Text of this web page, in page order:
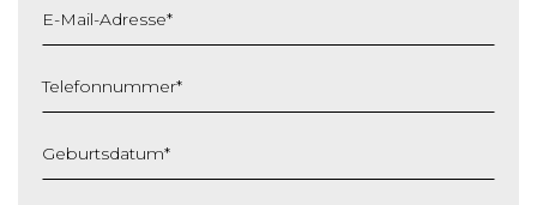
E-Mail-Adresse*
Telefonnummer*
Geburtsdatum*